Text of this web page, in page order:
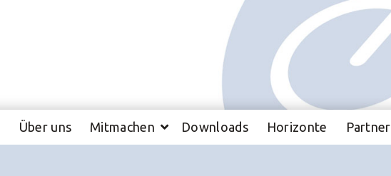
Über uns Mitmachen Downloads Horizonte Partner